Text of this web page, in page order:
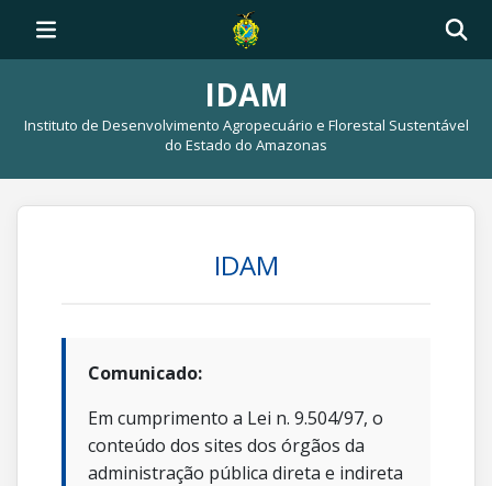
IDAM
Instituto de Desenvolvimento Agropecuário e Florestal Sustentável
do Estado do Amazonas
IDAM
Comunicado:
Em cumprimento a Lei n. 9.504/97, o
conteúdo dos sites dos órgãos da
administração pública direta e indireta